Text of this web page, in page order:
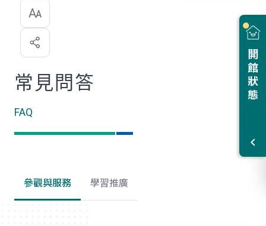
開館狀態
選
喜
歡
常見問答
FAQ
參觀與服務 學習推廣